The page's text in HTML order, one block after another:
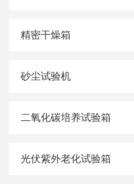
精密干燥箱
砂尘试验机
二氧化碳培养试验箱
光伏紫外老化试验箱